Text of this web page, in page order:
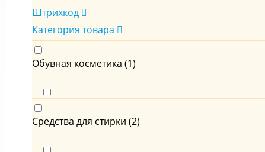
Штрихкод
Категория товара
Обувная косметика (1)
Очистители (
Средства для стирки (2)